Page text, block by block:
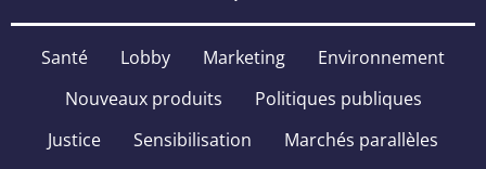
Santé Lobby Marketing
Environnement
Nouveaux produits
Politiques publiques
Justice
Sensibilisation Marchés parallèles